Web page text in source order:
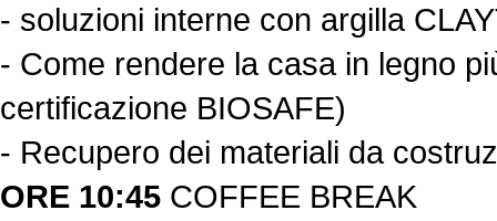
- soluzioni interne con argilla
- Come rendere la casa in legno
certificazione BIOSAFE)
- Recupero dei materiali da
ORE 10:45 COFFEE BREAK